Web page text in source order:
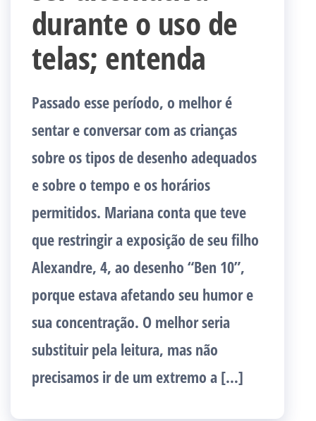
durante o uso de
telas; entenda
Passado esse período, o melhor é
sentar e conversar com as crianças
sobre os tipos de desenho adequados
e sobre o tempo e os horários
permitidos. Mariana conta que teve
que restringir a exposição de seu filho
Alexandre, 4, ao desenho “Ben 10”,
porque estava afetando seu humor e
sua concentração. O melhor seria
substituir pela leitura, mas não
precisamos ir de um extremo a […]